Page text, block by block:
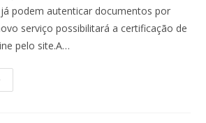
podem autenticar documentos por
serviço possibilitará a certificação de
pelo site.A…